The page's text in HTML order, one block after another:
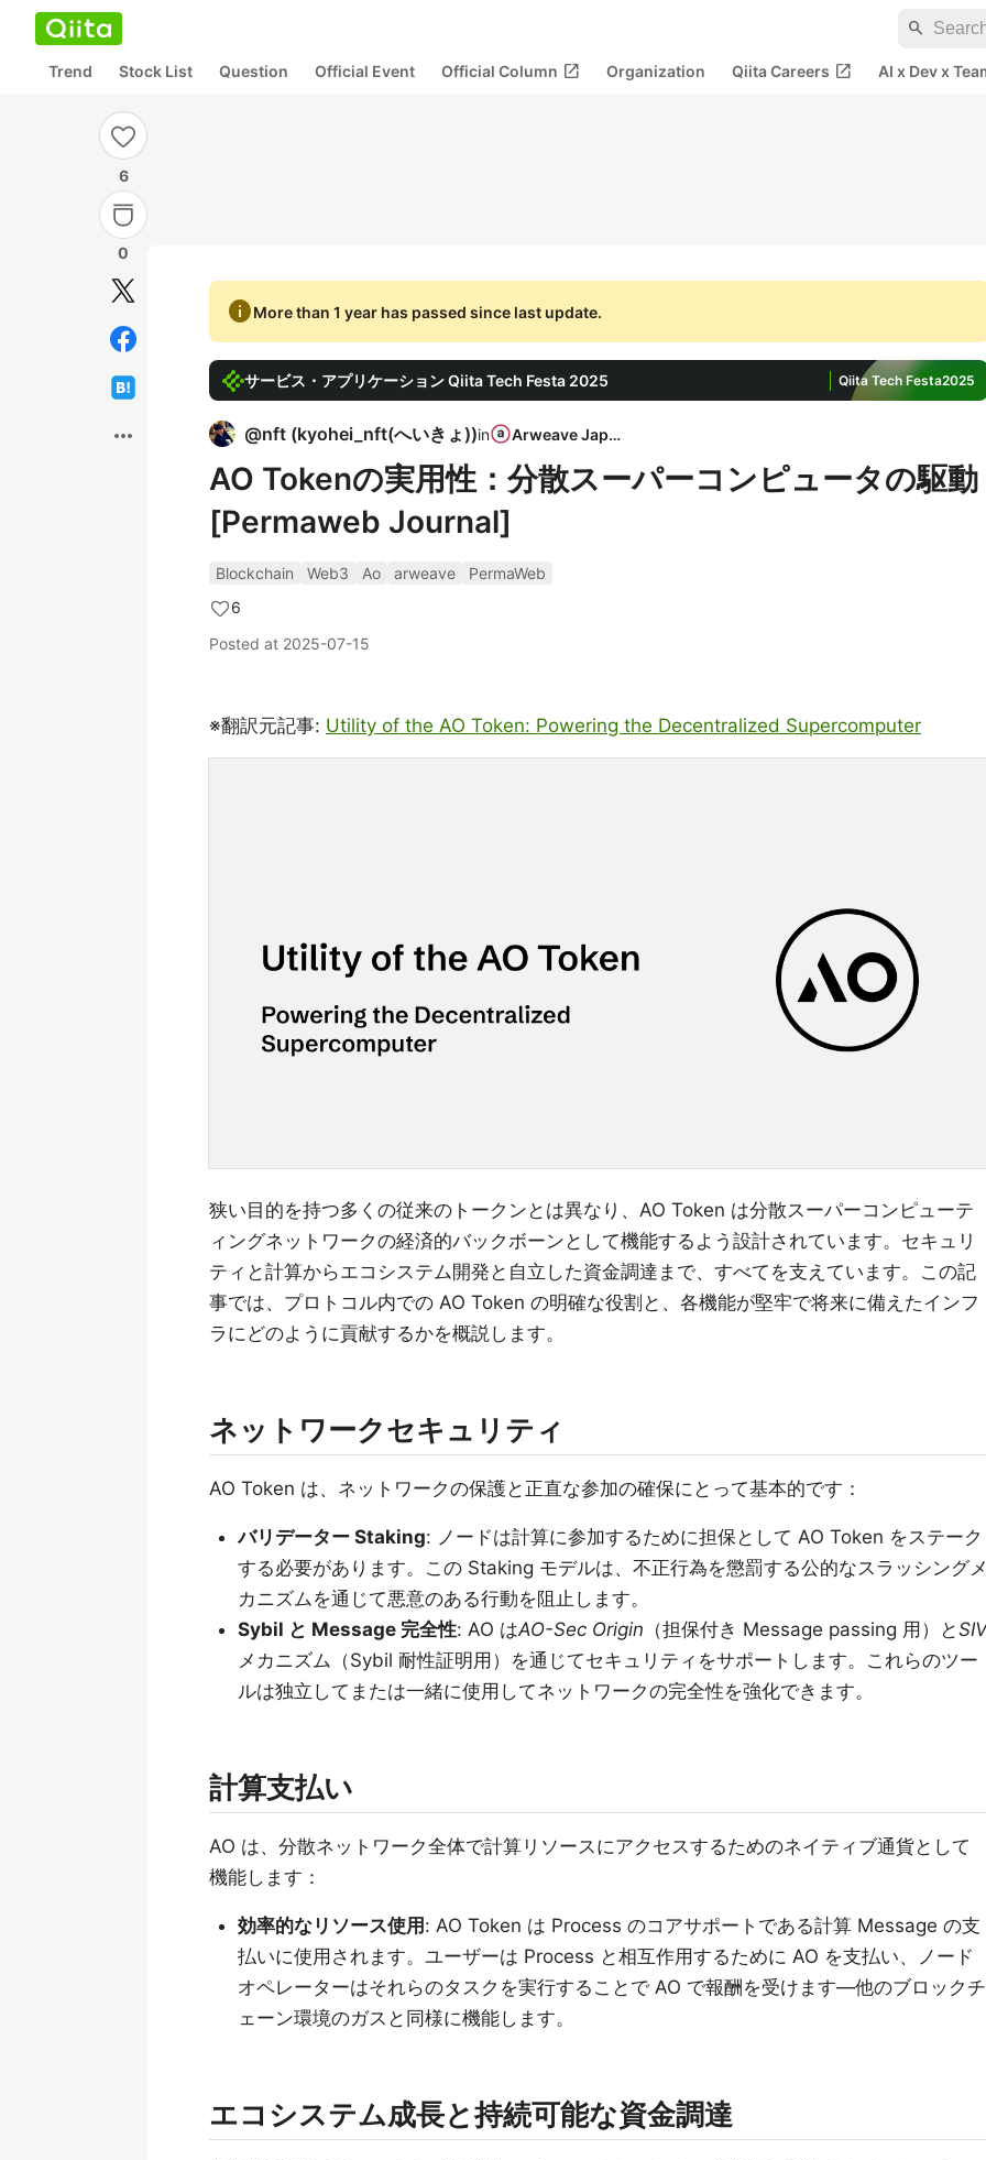
search
Trend Stock List Question Official Event Official Column open_in_new Organization Qiita Careers open_in_new AI x Dev x
6
0
more_horiz
infoMore than 1 year has passed since last update.
サービス・アプリケーション Qiita Tech Festa 2025 Qiita Tech Festa2025
@nft (kyohei_nft(へいきょ))in Arweave Japan
AO Tokenの実用性：分散スーパーコンピュータの駆動
[Permaweb Journal]
Blockchain Web3 Ao arweave
PermaWeb
6
Posted at 2025-07-15
※翻訳元記事: Utility of the AO Token: Powering the Decentralized Supercomputer
狭い目的を持つ多くの従来のトークンとは異なり、AO Token は分散スーパーコンピューテ
ィングネットワークの経済的バックボーンとして機能するよう設計されています。セキュリ
ティと計算からエコシステム開発と自立した資金調達まで、すべてを支えています。この記
事では、プロトコル内での AO Token の明確な役割と、各機能が堅牢で将来に備えたインフ
ラにどのように貢献するかを概説します。
ネットワークセキュリティ
AO Token は、ネットワークの保護と正直な参加の確保にとって基本的です：
バリデーター Staking: ノードは計算に参加するために担保として AO Token をステーク
する必要があります。この Staking モデルは、不正行為を懲罰する公的なスラッシング
カニズムを通じて悪意のある行動を阻止します。
Sybil と Message 完全性: AO はAO-Sec Origin （担保付き Message passing 用）と
メカニズム（Sybil 耐性証明用）を通じてセキュリティをサポートします。これらのツー
ルは独立してまたは一緒に使用してネットワークの完全性を強化できます。
計算支払い
AO は、分散ネットワーク全体で計算リソースにアクセスするためのネイティブ通貨として
機能します：
効率的なリソース使用: AO Token は Process のコアサポートである計算 Message の支
払いに使用されます。ユーザーは Process と相互作用するために AO を支払い、ノード
オペレーターはそれらのタスクを実行することで AO で報酬を受けます—他のブロックチ
ェーン環境のガスと同様に機能します。
エコシステム成長と持続可能な資金調達